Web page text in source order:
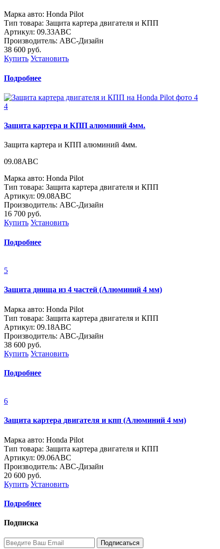
Марка авто: Honda Pilot
Тип товара: Защита картера двигателя и КПП
Артикул: 09.33ABC
Производитель: ABC-Дизайн
38 600 руб.
Купить Установить
Подробнее
4
Защита картера и КПП алюминий 4мм.
Защита картера и КПП алюминий 4мм.
09.08ABC
Марка авто: Honda Pilot
Тип товара: Защита картера двигателя и КПП
Артикул: 09.08ABC
Производитель: ABC-Дизайн
16 700 руб.
Купить Установить
Подробнее
5
Защита днища из 4 частей (Алюминий 4 мм)
Марка авто: Honda Pilot
Тип товара: Защита картера двигателя и КПП
Артикул: 09.18ABC
Производитель: ABC-Дизайн
38 600 руб.
Купить Установить
Подробнее
6
Защита картера двигателя и кпп (Алюминий 4 мм)
Марка авто: Honda Pilot
Тип товара: Защита картера двигателя и КПП
Артикул: 09.06ABC
Производитель: ABC-Дизайн
20 600 руб.
Купить Установить
Подробнее
Подписка